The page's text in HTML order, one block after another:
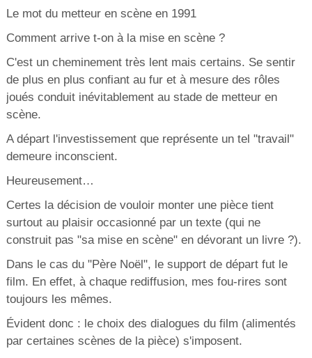
Le mot du metteur en scène en 1991
Comment arrive t-on à la mise en scène ?
C'est un cheminement très lent mais certains. Se sentir
de plus en plus confiant au fur et à mesure des rôles
joués conduit inévitablement au stade de metteur en
scène.
A départ l'investissement que représente un tel "travail"
demeure inconscient.
Heureusement…
Certes la décision de vouloir monter une pièce tient
surtout au plaisir occasionné par un texte (qui ne
construit pas "sa mise en scène" en dévorant un livre ?).
Dans le cas du "Père Noël", le support de départ fut le
film. En effet, à chaque rediffusion, mes fou-rires sont
toujours les mêmes.
Évident donc : le choix des dialogues du film (alimentés
par certaines scènes de la pièce) s'imposent.